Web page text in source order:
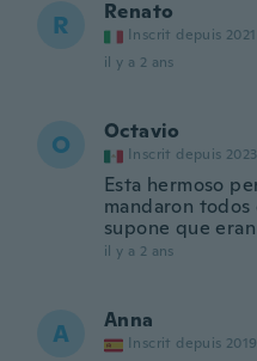
R Renato
Inscrit depuis 2021
il y a 2 ans
O Octavio
Inscrit depuis 2023
Esta hermoso
mandaron todos
supone que
il y a 2 ans
A Anna
Inscrit depuis 2019